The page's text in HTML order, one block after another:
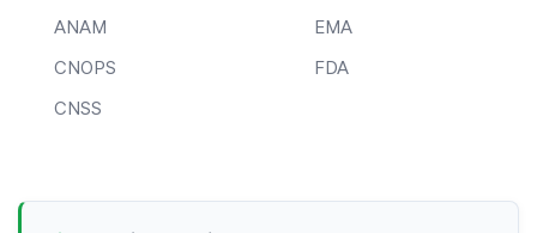
ANAM
CNOPS
CNSS
EMA
FDA